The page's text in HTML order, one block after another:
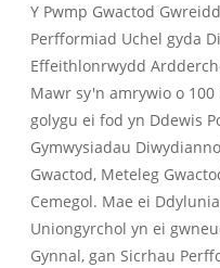
Y Pwmp Gwactod
Perfformiad Uchel gyda
Effeithlonrwydd
Mawr sy'n amrywio o
golygu ei fod yn Ddewis
Gymwysiadau
Gwactod, Meteleg
Cemegol. Mae ei
Uniongyrchol yn ei
Gynnal, gan Sicrhau